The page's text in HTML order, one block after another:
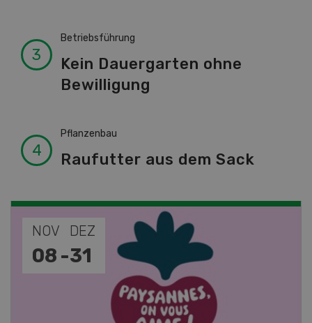
Betriebsführung
Kein Dauergarten ohne
Bewilligung
Pflanzenbau
Raufutter aus dem Sack
NOV
19 -
JAN
28